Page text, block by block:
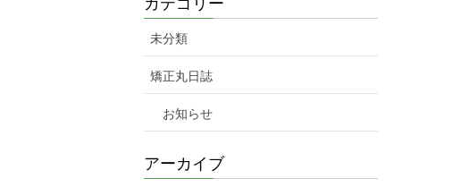
未分類
矯正丸日誌
お知らせ
アーカイブ